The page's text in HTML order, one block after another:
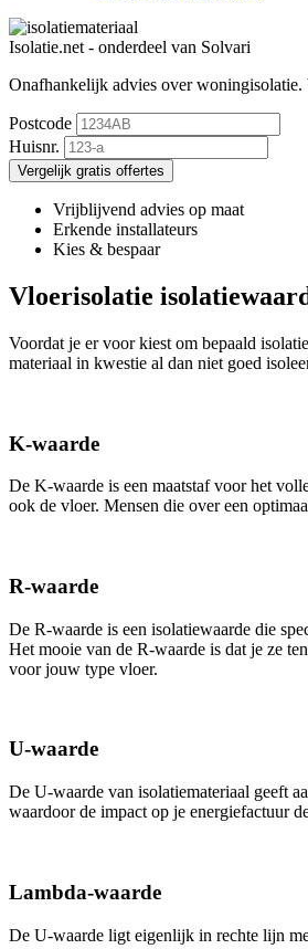
Isolatie.net - onderdeel van Solvari
Onafhankelijk advies over woningisolatie.
Postcode
Huisnr.
Vergelijk gratis offertes
Vrijblijvend advies op maat
Erkende installateurs
Kies & bespaar
Vloerisolatie
Voordat je er voor kiest om bepaald
materiaal in kwestie al dan niet goed
K-waarde
De K-waarde is een maatstaf voor het
ook de vloer. Mensen die over een
R-waarde
De R-waarde is een isolatiewaarde die
Het mooie van de R-waarde is dat je ze
voor jouw type vloer.
U-waarde
De U-waarde van isolatiemateriaal geeft
waardoor de impact op je energiefactuur
Lambda-waarde
De U-waarde ligt eigenlijk in rechte lijn